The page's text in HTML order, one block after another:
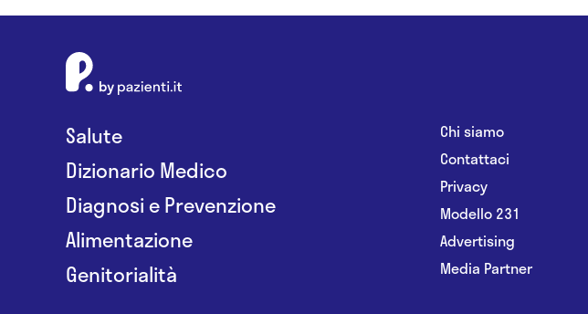
Salute
Dizionario Medico
Diagnosi e Prevenzione
Alimentazione
Genitorialità
Chi siamo
Contattaci
Privacy
Modello 231
Advertising
Media Partner